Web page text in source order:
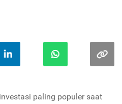
paling populer saat